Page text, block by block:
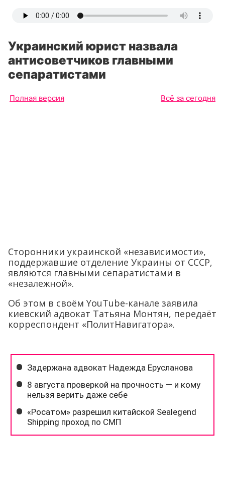
Украинский юрист назвала
антисоветчиков главными
сепаратистами
Полная версия Всё за сегодня
Сторонники украинской «независимости»,
поддержавшие отделение Украины от СССР,
являются главными сепаратистами в
«незалежной».
Об этом в своём YouTube-канале заявила
киевский адвокат Татьяна Монтян, передаёт
корреспондент «ПолитНавигатора».